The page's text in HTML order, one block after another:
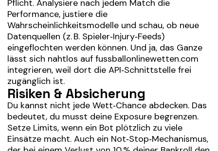
Pflicht. Analysiere nach jedem Match die
Performance, justiere die
Wahrscheinlichkeitsmodelle und schau, ob neue
Datenquellen (z. B. Spieler‑Injury‑Feeds)
eingeflochten werden können. Und ja, das Ganze
lässt sich nahtlos auf fussballonlinewetten.com
integrieren, weil dort die API‑Schnittstelle frei
zugänglich ist.
Risiken & Absicherung
Du kannst nicht jede Wett‑Chance abdecken. Das
bedeutet, du musst deine Exposure begrenzen.
Setze Limits, wenn ein Bot plötzlich zu viele
Einsätze macht. Auch ein Not‑Stop‑Mechanismus,